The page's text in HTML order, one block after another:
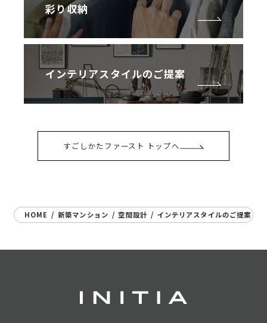
彩り収納
インテリアスタイルのご提案
すごしかたファースト トップへ
HOME / 新築マンション / 空間設計 / インテリアスタイルのご提案